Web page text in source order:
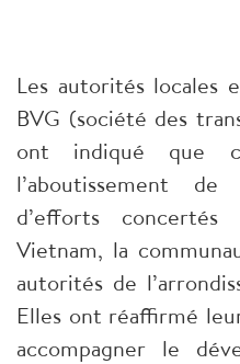
Les autorités locales
BVG (société des
ont indiqué que
l’aboutissement
d’efforts concertés
Vietnam, la
autorités de
Elles ont réaffirmé
accompagner le